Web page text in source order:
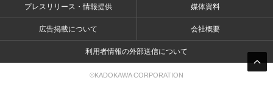
プレスリリース・情報提供 媒体資料
広告掲載について 会社概要
利用者情報の外部送信について
©KADOKAWA CORPORATION